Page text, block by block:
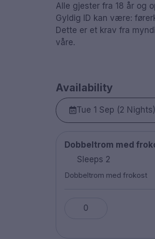
Alle gjester fra 18 år og
Gyldig ID kan være:
Dette er et krav fra
våre.
Availability
Tue 1 Sep (2 Nights)
Dobbeltrom med
Sleeps 2
Dobbeltrom med frokost
0